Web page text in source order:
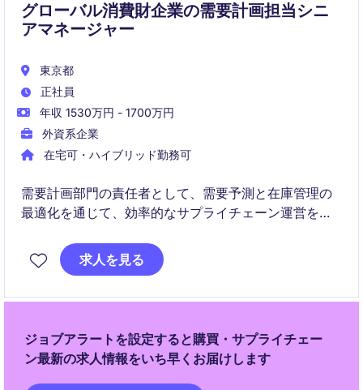
グローバル消費財企業の需要計画担当シニ
アマネージャー
東京都
正社員
年収 1530万円 - 1700万円
外資系企業
在宅可・ハイブリッド勤務可
需要計画部門の責任者として、需要予測と在庫管理の
最適化を通じて、効率的なサプライチェーン運営を推
給計画と調整の経験を活かし、組織全体の成長に貢献
できるポジションです。
求人を見る
ジョブアラートを設定すると購買・サプライチェー
ン最新の求人情報をいち早くお届けします